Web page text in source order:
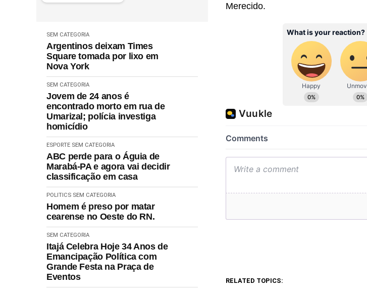
SEM CATEGORIA
Argentinos deixam Times
Square tomada por lixo em
Nova York
SEM CATEGORIA
Jovem de 24 anos é
encontrado morto em rua de
Umarizal; polícia investiga
homicídio
ESPORTE SEM CATEGORIA
ABC perde para o Águia de
Marabá-PA e agora vai decidir
classificação em casa
POLITICS SEM CATEGORIA
Homem é preso por matar
cearense no Oeste do RN.
SEM CATEGORIA
Itajá Celebra Hoje 34 Anos de
Emancipação Política com
Grande Festa na Praça de
Eventos
Merecido.
RELATED TOPICS: